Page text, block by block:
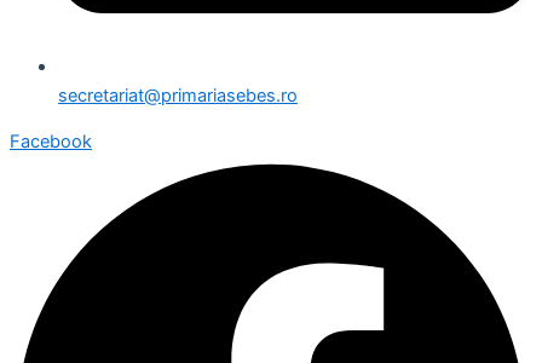
secretariat@primariasebes.ro
Facebook